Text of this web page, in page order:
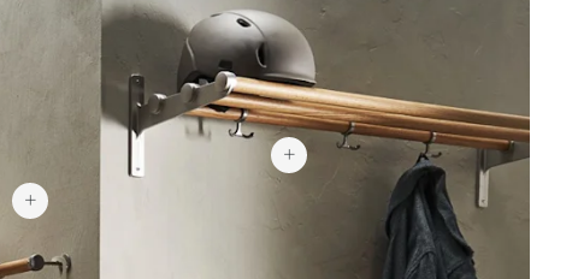
1 136 kr